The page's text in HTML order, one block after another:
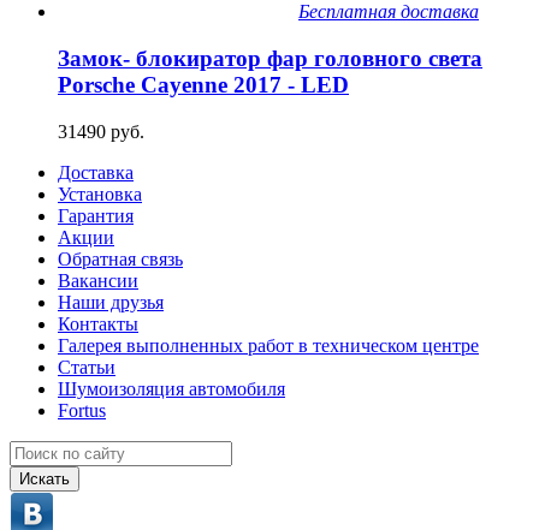
Бесплатная доставка
Замок- блокиратор фар головного света
Porsche Cayenne 2017 - LED
31490 руб.
Доставка
Установка
Гарантия
Акции
Обратная связь
Вакансии
Наши друзья
Контакты
Галерея выполненных работ в техническом центре
Статьи
Шумоизоляция автомобиля
Fortus
Искать